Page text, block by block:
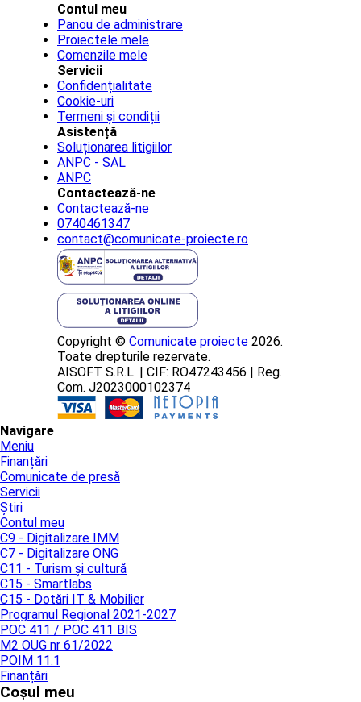
Contul meu
Panou de administrare
Proiectele mele
Comenzile mele
Servicii
Confidențialitate
Cookie-uri
Termeni și condiții
Asistență
Soluționarea litigiilor
ANPC - SAL
ANPC
Contactează-ne
Contactează-ne
0740461347
contact@comunicate-proiecte.ro
Copyright © Comunicate proiecte 2026.
Toate drepturile rezervate.
AISOFT S.R.L. | CIF: RO47243456 | Reg.
Com. J2023000102374
Navigare
Meniu
Finanțări
Comunicate de presă
Servicii
Știri
Contul meu
C9 - Digitalizare IMM
C7 - Digitalizare ONG
C11 - Turism și cultură
C15 - Smartlabs
C15 - Dotări IT & Mobilier
Programul Regional 2021-2027
POC 411 / POC 411 BIS
M2 OUG nr 61/2022
POIM 11.1
Finanțări
Coșul meu